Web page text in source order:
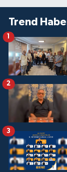
Trend
1
2
3